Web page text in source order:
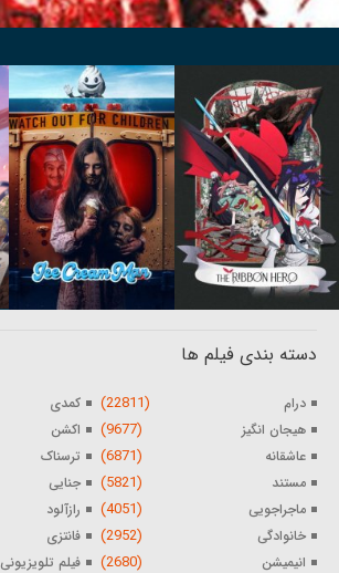
دسته بندی فیلم ها
درام (22811) کمدی
هیجان انگیز (9677) اکشن
عاشقانه (6871) ترسناک
مستند (5821) جنایی
ماجراجویی (4051) رازآلود
خانوادگی (2952) فانتزی
انیمیشن (2680) فیلم تلویزیونی